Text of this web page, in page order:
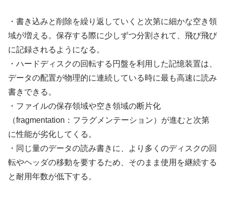
・書き込みと削除を繰り返していくと次第に細かな空き領
域が増える。保存する際に少しずつ分割されて、飛び飛び
に記録されるようになる。
・ハードディスクの回転する円盤を利用した記憶装置は、
データの配置が物理的に連続している時に最も高速に読み
書きできる。
・ファイルの保存領域や空き領域の断片化
（fragmentation：フラグメンテーション）が進むと次第
に性能が劣化してくる。
・同じ量のデータの読み書きに、より多くのディスクの回
転やヘッダの移動を要するため、そのまま使用を継続する
と耐用年数が低下する。